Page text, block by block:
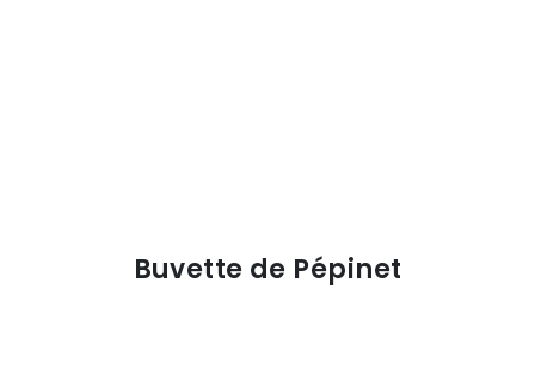
Buvette de Pépinet